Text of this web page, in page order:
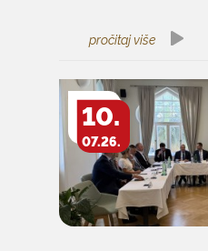
pročitaj više
10.
07.26.